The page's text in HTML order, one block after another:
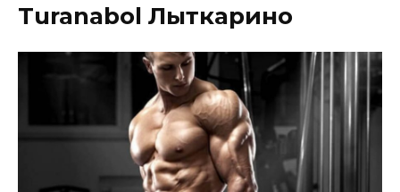
Turanabol Лыткарино